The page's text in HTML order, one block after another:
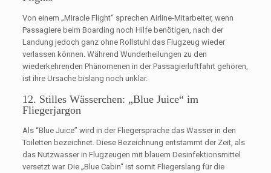
Von einem „Miracle Flight“ sprechen Airline-Mitarbeiter, wenn
Passagiere beim Boarding noch Hilfe benötigen, nach der
Landung jedoch ganz ohne Rollstuhl das Flugzeug wieder
verlassen können. Während Wunderheilungen zu den
wiederkehrenden Phänomenen in der Passagierluftfahrt gehören,
ist ihre Ursache bislang noch unklar.
12. Stilles Wässerchen: „Blue Juice“ im
Fliegerjargon
Als “Blue Juice” wird in der Fliegersprache das Wasser in den
Toiletten bezeichnet. Diese Bezeichnung entstammt der Zeit, als
das Nutzwasser in Flugzeugen mit blauem Desinfektionsmittel
versetzt war. Die „Blue Cabin“ ist somit Fliegerslang für die